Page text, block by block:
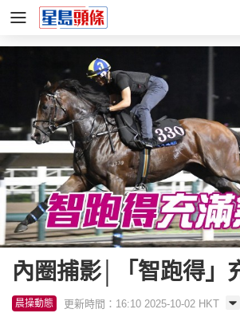
內圈捕影│「智跑得」
晨操動態 更新時間：16:10 2025-10-02 HKT